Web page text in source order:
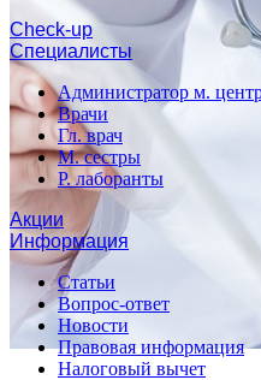
Cheсk-up
Специалисты
Администратор м.
Врачи
Гл. врач
М. сестры
Р. лаборанты
Акции
Информация
Статьи
Вопрос-ответ
Новости
Правовая информация
Налоговый вычет